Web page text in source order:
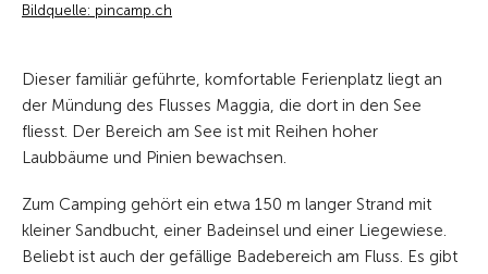
Bildquelle: pincamp.ch
Dieser familiär geführte, komfortable Ferienplatz liegt an
der Mündung des Flusses Maggia, die dort in den See
fliesst. Der Bereich am See ist mit Reihen hoher
Laubbäume und Pinien bewachsen.
Zum Camping gehört ein etwa 150 m langer Strand mit
kleiner Sandbucht, einer Badeinsel und einer Liegewiese.
Beliebt ist auch der gefällige Badebereich am Fluss. Es gibt